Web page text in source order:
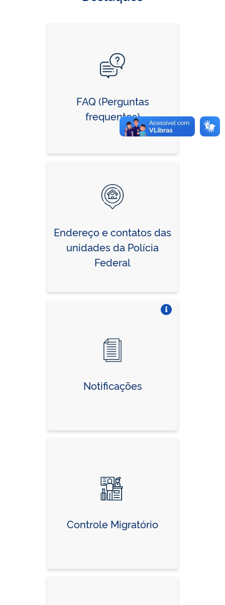
FAQ (Perguntas
frequentes)
Endereço e contatos das
unidades da Polícia
Federal
Notificações
Controle Migratório